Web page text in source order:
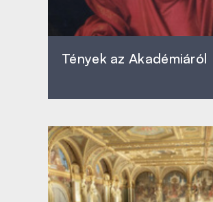
Tények az Akadémiáról